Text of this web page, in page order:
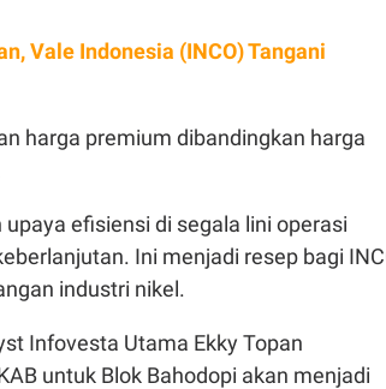
Vale Indonesia (INCO) Tangani
harga premium dibandingkan harga
efisiensi di segala lini operasi
Ini menjadi resep bagi
industri nikel.
Infovesta Utama Ekky Topan
untuk Blok Bahodopi akan menjadi